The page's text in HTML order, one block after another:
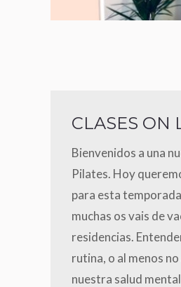
CLASES ON
Bienvenidos a una
Pilates. Hoy
para esta
muchas os vais de
residencias.
rutina, o al menos
nuestra salud